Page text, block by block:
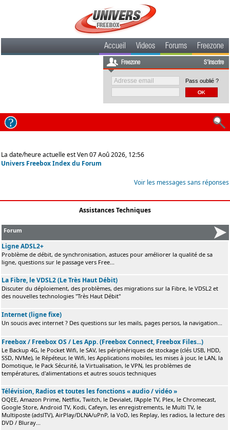
Accueil Videos Forums Freezone
Freezone S'inscrire
Pass oublié ?
La date/heure actuelle est Ven 07 Aoû 2026, 12:56
Univers Freebox Index du Forum
Voir les messages sans réponses
Assistances Techniques
Forum
Ligne ADSL2+
Problème de débit, de synchronisation, astuces pour améliorer la qualité de sa
ligne, questions sur le passage vers Free...
La Fibre, le VDSL2 (Le Très Haut Débit)
Discuter du déploiement, des problèmes, des migrations sur la Fibre, le VDSL2 et
des nouvelles technologies "Très Haut Débit"
Internet (ligne fixe)
Un soucis avec internet ? Des questions sur les mails, pages persos, la navigation...
Freebox / Freebox OS / Les App. (Freebox Connect, Freebox Files...)
Le Backup 4G, le Pocket Wifi, le SAV, les périphériques de stockage (clés USB, HDD,
SSD, NVMe), le Répéteur, le Wifi, les Applications mobiles, les mises à jour, le LAN, la
Domotique, le Pack Sécurité, la Virtualisation, le VPN, les problèmes de
températures, d'alimentations et autres soucis techniques
Télévision, Radios et toutes les fonctions « audio / vidéo »
OQEE, Amazon Prime, Netflix, Twitch, le Devialet, l'Apple TV, Plex, le Chromecast,
Google Store, Android TV, Kodi, Cafeyn, les enregistrements, le Multi TV, le
Multiposte (adslTV), AirPlay/DLNA/uPnP, la VoD, les Replay, les radios, la lecture des
DVD / Bluray...